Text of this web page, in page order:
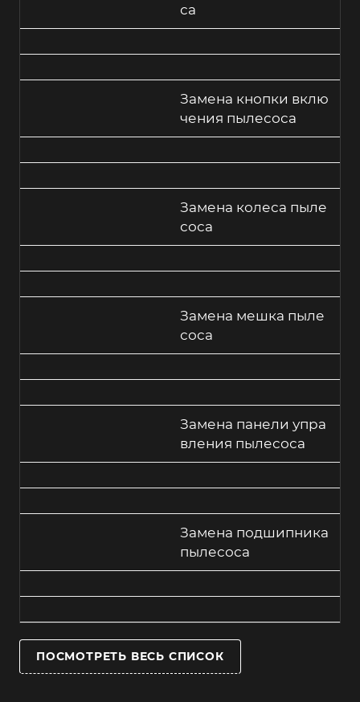
са
Замена кнопки вклю
чения пылесоса
Замена колеса пыле
соса
Замена мешка пыле
соса
Замена панели упра
вления пылесоса
Замена подшипника
пылесоса
ПОСМОТРЕТЬ ВЕСЬ СПИСОК